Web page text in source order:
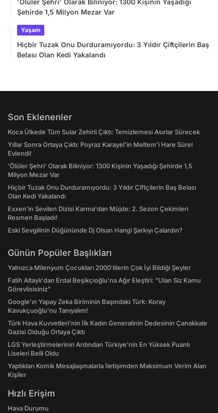
'Ölüler Şehri' Olarak Biliniyor: 1300 Kişinin Yaşadığı
Şehirde 1,5 Milyon Mezar Var
Yaşam
Hiçbir Tuzak Onu Durduramıyordu: 3 Yıldır Çiftçilerin Baş
Belası Olan Kedi Yakalandı
Son Eklenenler
Koca Ülkede Tüm Sular Zehirli Çıktı: Temizlemesi Asırlar Sürecek
Yıllar Sonra Ortaya Çıktı: Poyraz Karayel'in Meltem'i Hare Sürel
Evlendi!
'Ölüler Şehri' Olarak Biliniyor: 1300 Kişinin Yaşadığı Şehirde 1,5
Milyon Mezar Var
Hiçbir Tuzak Onu Durduramıyordu: 3 Yıldır Çiftçilerin Baş Belası
Olan Kedi Yakalandı
Exxen'in Sevilen Dizisi Karma'dan Müjde: 2. Sezon Çekimleri
Resmen Başladı!
Eski Sevgilinin Düğününde Dj Olsan Hangi Şarkıyı Çalardın?
Günün Popüler Başlıkları
Yalnızca Milenyum Çocukları 2000'lilerin Çok İyi Bildiği Şeyler
Fatih Altaylı'dan Erdal Beşikçioğlu'na Ağır Eleştiri: "Ulan Siz Kamu
Görevlisisiniz"
Google'ın Yapay Zeka Biriminin Başındaki Türk: Koray
Kavukçuoğlu'nu Tanıyalım!
Türk Hava Kuvvetleri'nin İlk Kadın Generalinin Dedesinin Çanakkale
Gazisi Olduğu Ortaya Çıktı
LGS Yerleştirmelerinin Ardından Türkiye'nin En Yüksek Puanlı
Liseleri Belli Oldu
Yaptıkları Komik Mesajlaşmalarla İletişimden Maksimum Verim Alan
Kişiler
Hızlı Erişim
Hava Durumu